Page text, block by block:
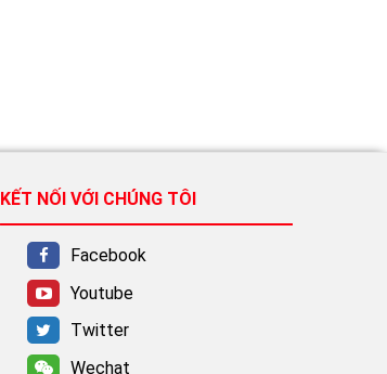
KẾT NỐI VỚI CHÚNG TÔI
Facebook
Youtube
Twitter
Wechat